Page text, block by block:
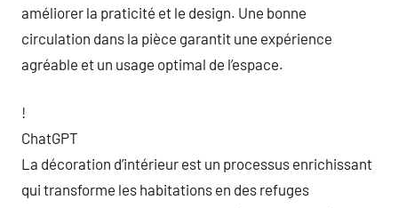
améliorer la praticité et le design. Une bonne
circulation dans la pièce garantit une expérience
agréable et un usage optimal de l’espace.
!
ChatGPT
La décoration d’intérieur est un processus enrichissant
qui transforme les habitations en des refuges